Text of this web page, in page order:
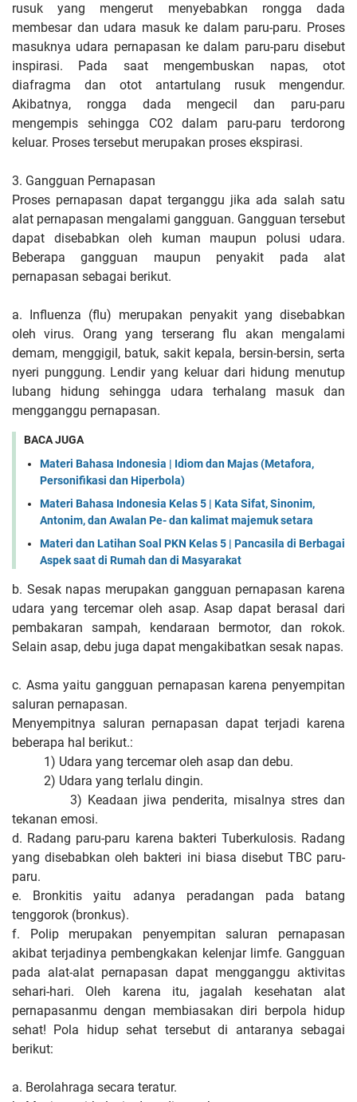
rusuk yang mengerut menyebabkan rongga dada
membesar dan udara masuk ke dalam paru-paru. Proses
masuknya udara pernapasan ke dalam paru-paru disebut
inspirasi. Pada saat mengembuskan napas, otot
diafragma dan otot antartulang rusuk mengendur.
Akibatnya, rongga dada mengecil dan paru-paru
mengempis sehingga CO2 dalam paru-paru terdorong
keluar. Proses tersebut merupakan proses ekspirasi.
3. Gangguan Pernapasan
Proses pernapasan dapat terganggu jika ada salah satu
alat pernapasan mengalami gangguan. Gangguan tersebut
dapat disebabkan oleh kuman maupun polusi udara.
Beberapa gangguan maupun penyakit pada alat
pernapasan sebagai berikut.
a. Influenza (flu) merupakan penyakit yang disebabkan
oleh virus. Orang yang terserang flu akan mengalami
demam, menggigil, batuk, sakit kepala, bersin-bersin, serta
nyeri punggung. Lendir yang keluar dari hidung menutup
lubang hidung sehingga udara terhalang masuk dan
mengganggu pernapasan.
BACA JUGA
Materi Bahasa Indonesia | Idiom dan Majas (Metafora,
Personifikasi dan Hiperbola)
Materi Bahasa Indonesia Kelas 5 | Kata Sifat, Sinonim,
Antonim, dan Awalan Pe- dan kalimat majemuk setara
Materi dan Latihan Soal PKN Kelas 5 | Pancasila di Berbagai
Aspek saat di Rumah dan di Masyarakat
b. Sesak napas merupakan gangguan pernapasan karena
udara yang tercemar oleh asap. Asap dapat berasal dari
pembakaran sampah, kendaraan bermotor, dan rokok.
Selain asap, debu juga dapat mengakibatkan sesak napas.
c. Asma yaitu gangguan pernapasan karena penyempitan
saluran pernapasan.
Menyempitnya saluran pernapasan dapat terjadi karena
beberapa hal berikut.:
1) Udara yang tercemar oleh asap dan debu.
2) Udara yang terlalu dingin.
3) Keadaan jiwa penderita, misalnya stres dan
tekanan emosi.
d. Radang paru-paru karena bakteri Tuberkulosis. Radang
yang disebabkan oleh bakteri ini biasa disebut TBC paru-
paru.
e. Bronkitis yaitu adanya peradangan pada batang
tenggorok (bronkus).
f. Polip merupakan penyempitan saluran pernapasan
akibat terjadinya pembengkakan kelenjar limfe. Gangguan
pada alat-alat pernapasan dapat mengganggu aktivitas
sehari-hari. Oleh karena itu, jagalah kesehatan alat
pernapasanmu dengan membiasakan diri berpola hidup
sehat! Pola hidup sehat tersebut di antaranya sebagai
berikut:
a. Berolahraga secara teratur.